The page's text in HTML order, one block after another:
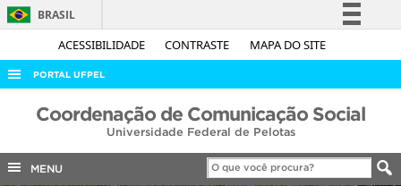
ACESSIBILIDADE CONTRASTE MAPA DO SITE
BRASIL
Simplifique!
Acesso à informação
Legislação
Canais
PORTAL UFPEL
ACESSO À INFORMAÇÃO
COBALTO
Coordenação de Comunicação Social
Universidade Federal de Pelotas
MENU